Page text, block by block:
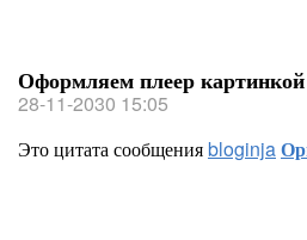
Оформляем плеер картинкой
28-11-2030 15:05
Это цитата сообщенияbloginja